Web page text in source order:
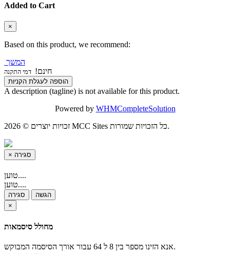
Added to Cart
×
Based on this product, we recommend:
המשך
חינם! דמי התקנה
הוספה לעגלת הקניות
A description (tagline) is not available for this product.
Powered by WHMCompleteSolution
זכויות יוצרים © 2026 MCC Sites כל הזכויות שמורות.
× סגירה
טוען....
טוען....
סגירה
הגשה
×
מחולל סיסמאות
אנא הזינו מספר בין 8 ל 64 עבור אורך הסיסמה המבוקש.